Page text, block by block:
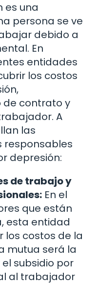
es una
persona se ve
debido a
En
entidades
los costos
de contrato y
A
las
responsables
depresión:
de trabajo y
En el
que están
esta entidad
los costos de la
mutua será la
subsidio por
al trabajador